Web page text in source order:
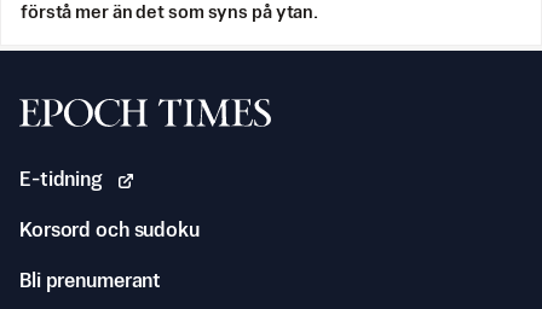
förstå mer än det som syns på ytan.
Svenska Epoch Times
E-tidning
Korsord och sudoku
Bli prenumerant